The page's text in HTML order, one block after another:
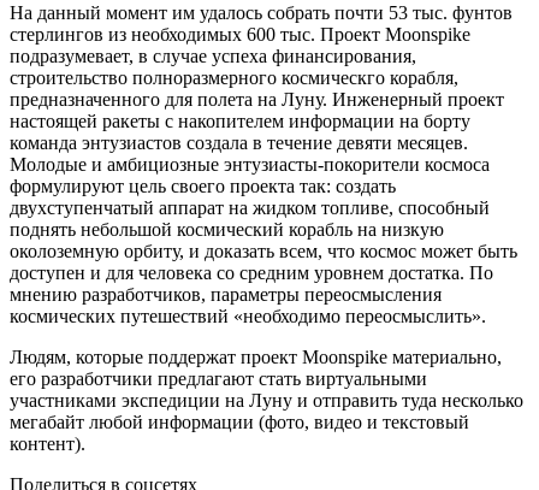
На данный момент им удалось собрать почти 53 тыс. фунтов
стерлингов из необходимых 600 тыс. Проект Moonspike
подразумевает, в случае успеха финансирования,
строительство полноразмерного космическго корабля,
предназначенного для полета на Луну. Инженерный проект
настоящей ракеты с накопителем информации на борту
команда энтузиастов создала в течение девяти месяцев.
Молодые и амбициозные энтузиасты-покорители космоса
формулируют цель своего проекта так: создать
двухступенчатый аппарат на жидком топливе, способный
поднять небольшой космический корабль на низкую
околоземную орбиту, и доказать всем, что космос может быть
доступен и для человека со средним уровнем достатка. По
мнению разработчиков, параметры переосмысления
космических путешествий «необходимо переосмыслить».
Людям, которые поддержат проект Moonspike материально,
его разработчики предлагают стать виртуальными
участниками экспедиции на Луну и отправить туда несколько
мегабайт любой информации (фото, видео и текстовый
контент).
Поделиться в соцсетях